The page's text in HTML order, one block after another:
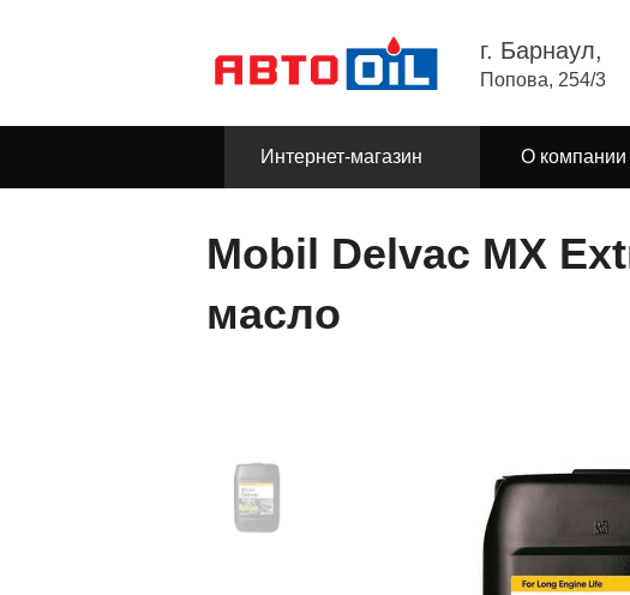
г. Барнаул,
Попова, 254/3
Интернет-магазин О компании
Mobil Delvac MX
масло